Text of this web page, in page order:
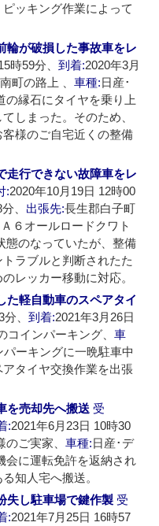
ッキング作業によって
輪が破損した事故車をレ
時59分、 到着:2020年3月
町の路上 、 車種:日産･
の縁石にタイヤを乗り上
しまった。そのため、
様のご自宅近くの整備
走行できない故障車をレ
:2020年10月19日 12時00
、 出張先:長生郡白子町
６オールロードクワト
態のなっていたが、整備
ラブルと判断されたた
レッカー移動に対応。
た軽自動車のスペアタイ
、 到着:2021年3月26日
コインパーキング、 車
パーキングに一晩駐車中
タイヤ交換作業を出張
を売却先へ搬送 受
:2021年6月23日 10時30
ご実家、 車種:日産･デ
会に運転免許を返納され
知人宅へ搬送。
失し駐車場で鍵作製 受
:2021年7月25日 16時57